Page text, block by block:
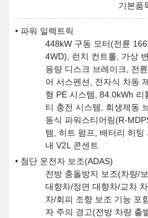
파워 일렉트릭
448kW 구동 모터(전륜
4WD), 런치 컨트롤, 가상
용량 디스크 브레이크, 전
어 서스펜션, 전자식 차동
형 PE 시스템, 84.0kWh
티 충전 시스템, 회생제동
동식 파워스티어링(R-
템, 히트 펌프, 배터리 히팅
내 V2L 콘센트
첨단 운전자 보조(ADAS)
전방 충돌방지 보조(차량/
대향차/정면 대향차/교차
차/회피 조향 보조 기능 포
자 주의 경고(전방 차량 출